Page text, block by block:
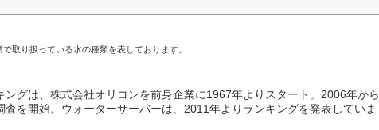
取り扱っている水の種類を表しております。
ングは、株式会社オリコンを前身企業に1967年よりスタート。2006年から
査を開始。ウォーターサーバーは、2011年よりランキングを発表していま